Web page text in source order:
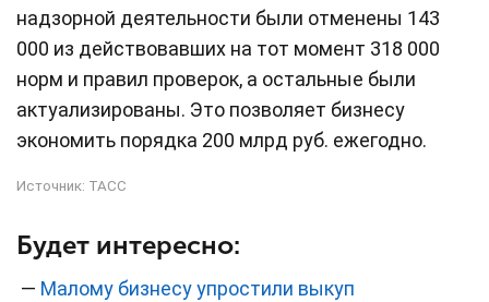
надзорной деятельности были отменены 143
000 из действовавших на тот момент 318 000
норм и правил проверок, а остальные были
актуализированы. Это позволяет бизнесу
экономить порядка 200 млрд руб. ежегодно.
Источник: ТАСС
Будет интересно:
— Малому бизнесу упростили выкуп